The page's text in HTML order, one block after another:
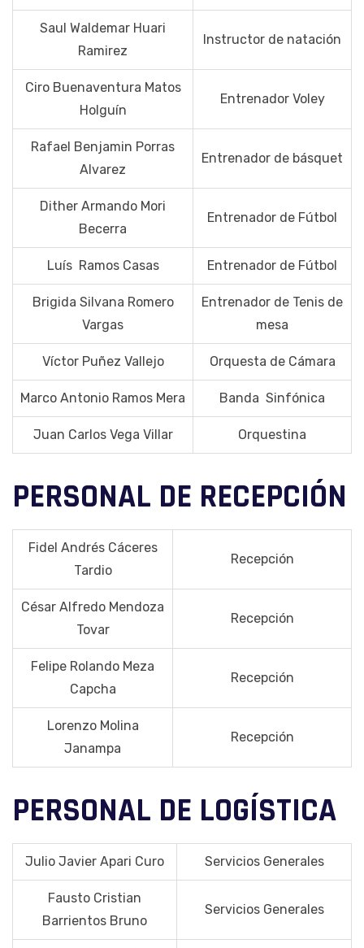
Saul Waldemar Huari
Ramirez
Instructor de natación
Ciro Buenaventura Matos
Holguín
Entrenador Voley
Rafael Benjamin Porras
Alvarez
Entrenador de básquet
Dither Armando Mori
Becerra
Entrenador de Fútbol
Luís Ramos Casas Entrenador de Fútbol
Brigida Silvana Romero
Vargas
Entrenador de Tenis de
mesa
Víctor Puñez Vallejo Orquesta de Cámara
Marco Antonio Ramos Mera Banda Sinfónica
Juan Carlos Vega Villar Orquestina
PERSONAL DE RECEPCIÓN
Fidel Andrés Cáceres
Tardio
Recepción
César Alfredo Mendoza
Tovar
Recepción
Felipe Rolando Meza
Capcha
Recepción
Lorenzo Molina
Janampa
Recepción
PERSONAL DE LOGÍSTICA
Julio Javier Apari Curo Servicios Generales
Fausto Cristian
Barrientos Bruno
Servicios Generales